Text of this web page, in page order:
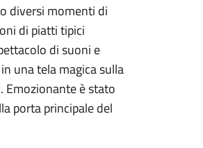
diversi momenti di
di piatti tipici
di suoni e
una tela magica sulla
Emozionante è stato
porta principale del